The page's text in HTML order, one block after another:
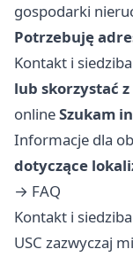
gospodarki
Potrzebuję
Kontakt i siedziba
lub skorzystać z
onlineSzukam
Informacje dla
dotyczące
→ FAQ
Kontakt i siedziba
USC zazwyczaj